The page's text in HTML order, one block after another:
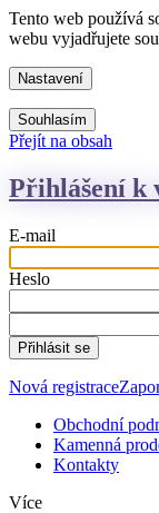
Tento web používá
webu vyjadřujete
Nastavení
Souhlasím
Přejít na obsah
Přihlášení k
E-mail
Heslo
Přihlásit se
Nová registrace
Obchodní
Kamenná
Kontakty
Více